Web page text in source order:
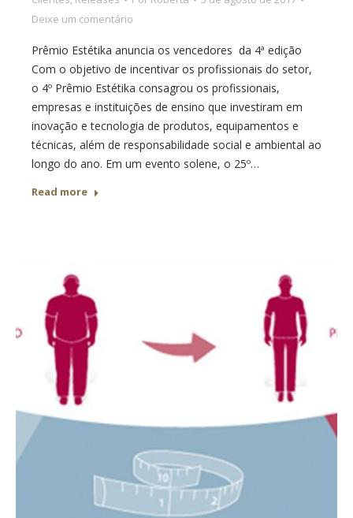
Deixe um comentário
Prêmio Estétika anuncia os vencedores da 4ª edição
Com o objetivo de incentivar os profissionais do setor,
o 4º Prêmio Estétika consagrou os profissionais,
empresas e instituições de ensino que investiram em
inovação e tecnologia de produtos, equipamentos e
técnicas, além de responsabilidade social e ambiental ao
longo do ano. Em um evento solene, o 25º…
Read more